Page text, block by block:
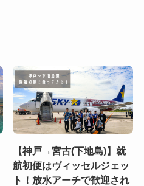
【神戸→宮古(下地島)】就
航初便はヴィッセルジェッ
ト！放水アーチで歓迎され